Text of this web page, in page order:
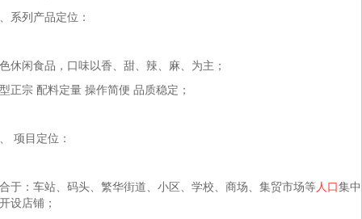
系列产品定位：
休闲食品，口味以香、甜、辣、麻、为主；
正宗 配料定量 操作简便 品质稳定；
项目定位：
于：车站、码头、繁华街道、小区、学校、商场、集贸市场等 人口 集
设店铺；